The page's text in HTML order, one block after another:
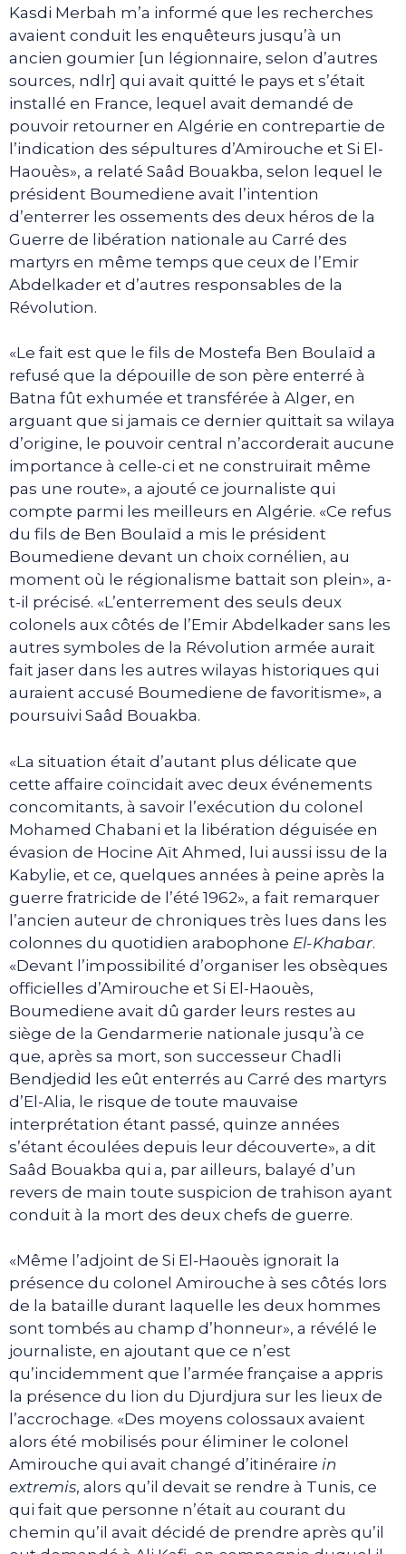
Kasdi Merbah m’a informé que les recherches
avaient conduit les enquêteurs jusqu’à un
ancien goumier [un légionnaire, selon d’autres
sources, ndlr] qui avait quitté le pays et s’était
installé en France, lequel avait demandé de
pouvoir retourner en Algérie en contrepartie de
l’indication des sépultures d’Amirouche et Si El-
Haouès», a relaté Saâd Bouakba, selon lequel le
président Boumediene avait l’intention
d’enterrer les ossements des deux héros de la
Guerre de libération nationale au Carré des
martyrs en même temps que ceux de l’Emir
Abdelkader et d’autres responsables de la
Révolution.
«Le fait est que le fils de Mostefa Ben Boulaïd a
refusé que la dépouille de son père enterré à
Batna fût exhumée et transférée à Alger, en
arguant que si jamais ce dernier quittait sa wilaya
d’origine, le pouvoir central n’accorderait aucune
importance à celle-ci et ne construirait même
pas une route», a ajouté ce journaliste qui
compte parmi les meilleurs en Algérie. «Ce refus
du fils de Ben Boulaïd a mis le président
Boumediene devant un choix cornélien, au
moment où le régionalisme battait son plein», a-
t-il précisé. «L’enterrement des seuls deux
colonels aux côtés de l’Emir Abdelkader sans les
autres symboles de la Révolution armée aurait
fait jaser dans les autres wilayas historiques qui
auraient accusé Boumediene de favoritisme», a
poursuivi Saâd Bouakba.
«La situation était d’autant plus délicate que
cette affaire coïncidait avec deux événements
concomitants, à savoir l’exécution du colonel
Mohamed Chabani et la libération déguisée en
évasion de Hocine Aït Ahmed, lui aussi issu de la
Kabylie, et ce, quelques années à peine après la
guerre fratricide de l’été 1962», a fait remarquer
l’ancien auteur de chroniques très lues dans les
colonnes du quotidien arabophone El-Khabar.
«Devant l’impossibilité d’organiser les obsèques
officielles d’Amirouche et Si El-Haouès,
Boumediene avait dû garder leurs restes au
siège de la Gendarmerie nationale jusqu’à ce
que, après sa mort, son successeur Chadli
Bendjedid les eût enterrés au Carré des martyrs
d’El-Alia, le risque de toute mauvaise
interprétation étant passé, quinze années
s’étant écoulées depuis leur découverte», a dit
Saâd Bouakba qui a, par ailleurs, balayé d’un
revers de main toute suspicion de trahison ayant
conduit à la mort des deux chefs de guerre.
«Même l’adjoint de Si El-Haouès ignorait la
présence du colonel Amirouche à ses côtés lors
de la bataille durant laquelle les deux hommes
sont tombés au champ d’honneur», a révélé le
journaliste, en ajoutant que ce n’est
qu’incidemment que l’armée française a appris
la présence du lion du Djurdjura sur les lieux de
l’accrochage. «Des moyens colossaux avaient
alors été mobilisés pour éliminer le colonel
Amirouche qui avait changé d’itinéraire in
extremis, alors qu’il devait se rendre à Tunis, ce
qui fait que personne n’était au courant du
chemin qu’il avait décidé de prendre après qu’il